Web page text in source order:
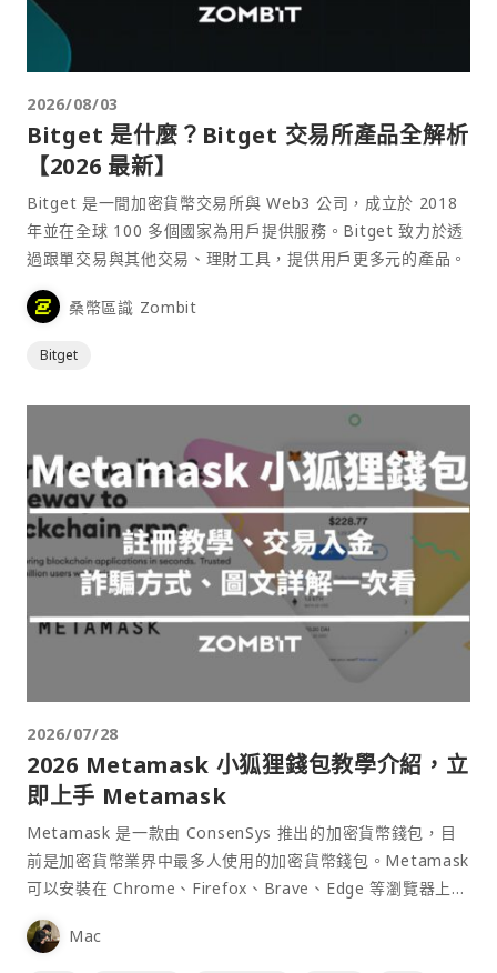
2026/08/03
Bitget 是什麼？Bitget 交易所產品全解析
【2026 最新】
Bitget 是一間加密貨幣交易所與 Web3 公司，成立於 2018
年並在全球 100 多個國家為用戶提供服務。Bitget 致力於透
過跟單交易與其他交易、理財工具，提供用戶更多元的產品。
桑幣區識 Zombit
Bitget
2026/07/28
2026 Metamask 小狐狸錢包教學介紹，立
即上手 Metamask
Metamask 是一款由 ConsenSys 推出的加密貨幣錢包，目
前是加密貨幣業界中最多人使用的加密貨幣錢包。Metamask
可以安裝在 Chrome、Firefox、Brave、Edge 等瀏覽器上作
為插件使用，具備許多功能且使用上非常方便。
Mac